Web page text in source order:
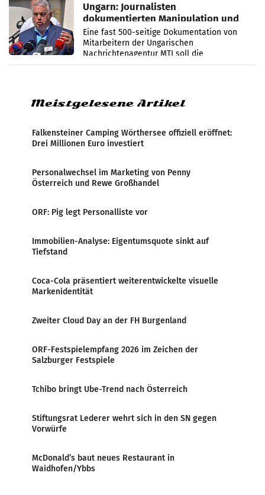
Ungarn: Journalisten
dokumentierten Manipulation und
Zensur
Eine fast 500-seitige Dokumentation von
Mitarbeitern der Ungarischen
Nachrichtenagentur MTI soll die
systematische Nachrichten-Manipulation und
Meistgelesene Artikel
Falkensteiner Camping Wörthersee offiziell eröffnet:
Drei Millionen Euro investiert
Personalwechsel im Marketing von Penny
Österreich und Rewe Großhandel
ORF: Pig legt Personalliste vor
Immobilien-Analyse: Eigentumsquote sinkt auf
Tiefstand
Coca-Cola präsentiert weiterentwickelte visuelle
Markenidentität
Zweiter Cloud Day an der FH Burgenland
ORF-Festspielempfang 2026 im Zeichen der
Salzburger Festspiele
Tchibo bringt Ube-Trend nach Österreich
Stiftungsrat Lederer wehrt sich in den SN gegen
Vorwürfe
McDonald’s baut neues Restaurant in
Waidhofen/Ybbs